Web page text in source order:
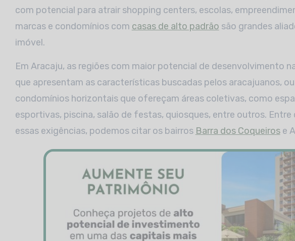
com potencial para atrair shopping centers, escolas,
marcas e condomínios com casas de alto padrão são grandes
imóvel.
Em Aracaju, as regiões com maior potencial de desenvolvimento
que apresentam as características buscadas pelos aracajuanos,
condomínios horizontais que ofereçam áreas coletivas, como
esportivas, piscina, salão de festas, quiosques, entre outros. Entre
essas exigências, podemos citar os bairros Barra dos Coqueirose